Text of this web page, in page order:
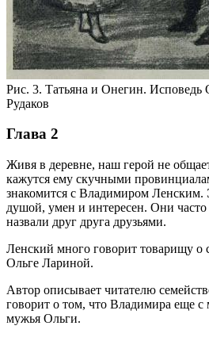
Рис. 3. Татьяна и Онегин.
Рудаков
Глава 2
Живя в деревне, наш герой не
кажутся ему скучными
знакомится с Владимиром
душой, умен и интересен. Они часто
назвали друг друга друзьями.
Ленский много говорит товарищу о
Ольге Лариной.
Автор описывает читателю
говорит о том, что Владимира еще с
мужья Ольги.